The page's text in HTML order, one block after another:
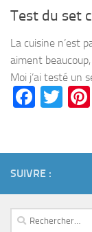
Test du set
La cuisine n’est
aiment
Moi j’ai testé un
SUIVRE :
Rechercher :